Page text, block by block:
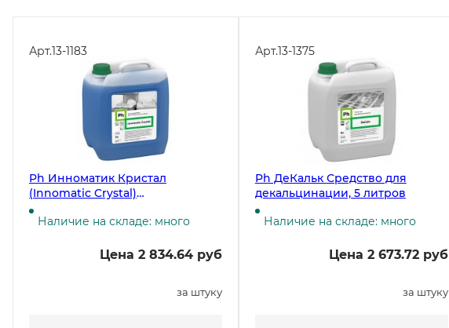
Арт.13-1183
Ph Инноматик Кристал
(Innomatic Crystal)
Ополаскиватель для
посудомоечных машин, 5
Наличие на складе: много
Цена 2 834.64 руб
за штуку
Арт.13-1375
Ph ДеКальк Средство для
декальцинации, 5 литров
Наличие на складе: много
Цена 2 673.72 руб
за штуку